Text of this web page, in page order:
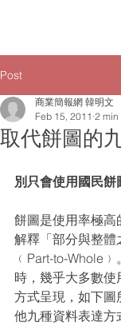
Post
取代餅圖的
商業簡報網 韓明文
Feb 15, 2011 2 min
別只會使用國民餅
餅圖是使用率極
解釋「部分與整
﹙Part-to-
時，幾乎大多數使
方式呈現，如下
他九種資料表達方